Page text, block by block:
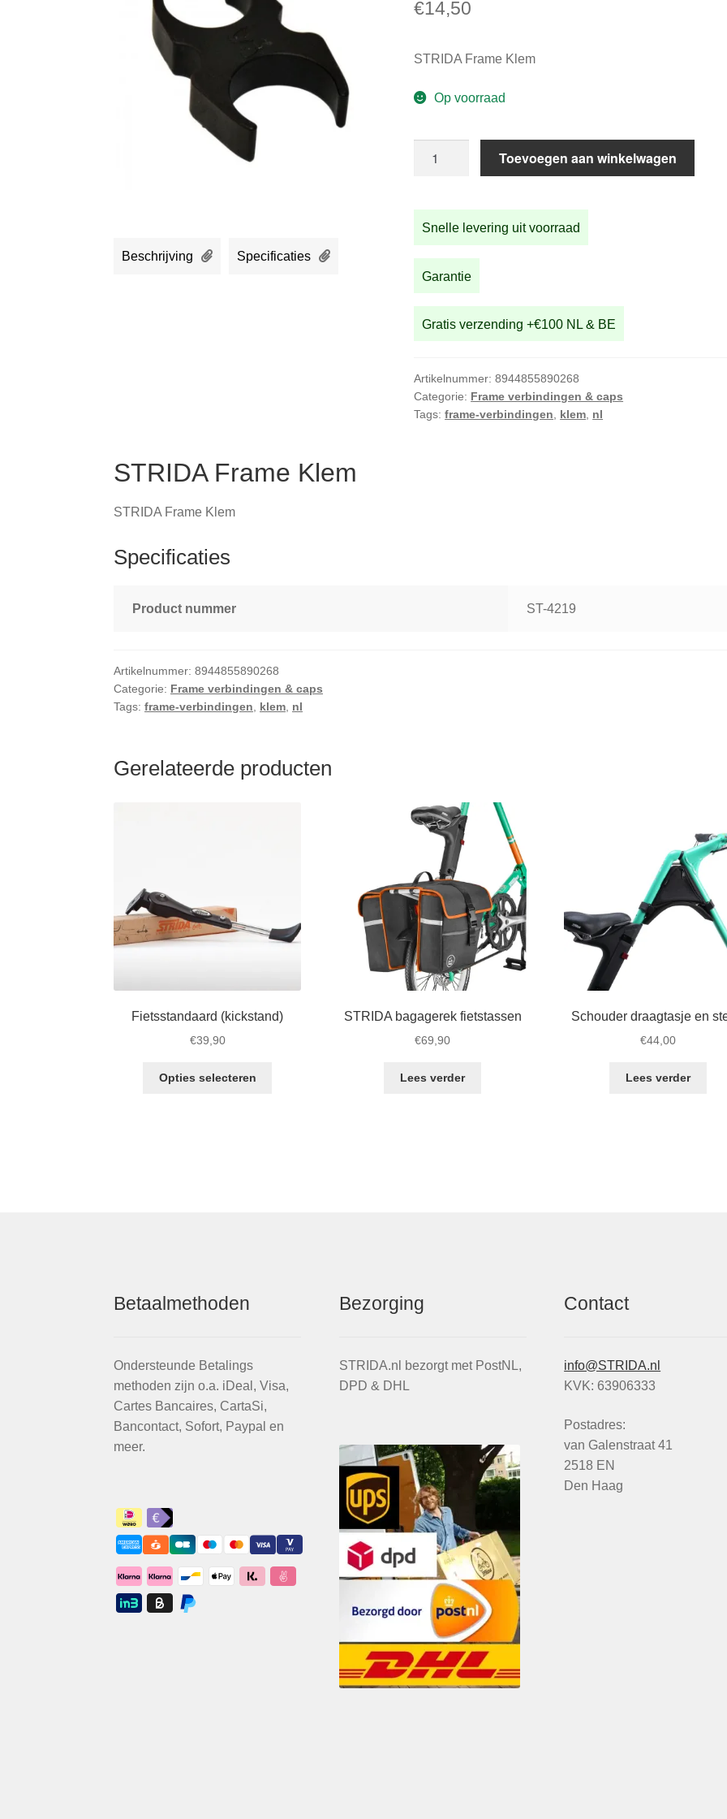
€14,50
STRIDA Frame Klem
Op voorraad
aantal
Toevoegen aan winkelwagen
Snelle levering uit voorraad
Garantie
Gratis verzending +€100 NL & BE
Artikelnummer:8944855890268
Categorie: Frame verbindingen & caps
Tags:frame-verbindingen klem nl
Beschrijving Specificaties
STRIDA Frame Klem
STRIDA Frame Klem
Specificaties
Product nummer ST-4219
Artikelnummer:8944855890268
Categorie: Frame verbindingen & caps
Tags:frame-verbindingen, klem, nl
Gerelateerde producten
Fietsstandaard (kickstand)
€39,90
Opties selecteren
STRIDA bagagerek fietstassen
€69,90
Lees verder
Schouder draagtasje en
€44,00
Lees verder
Betaalmethoden
Ondersteunde Betalings
methoden zijn o.a. iDeal, Visa,
Cartes Bancaires, CartaSi,
Bancontact, Sofort, Paypal en
meer.
Bezorging
STRIDA.nl bezorgt met PostNL,
DPD & DHL
Contact
info@STRIDA.nl
KVK: 63906333
Postadres:
van Galenstraat 41
2518 EN
Den Haag